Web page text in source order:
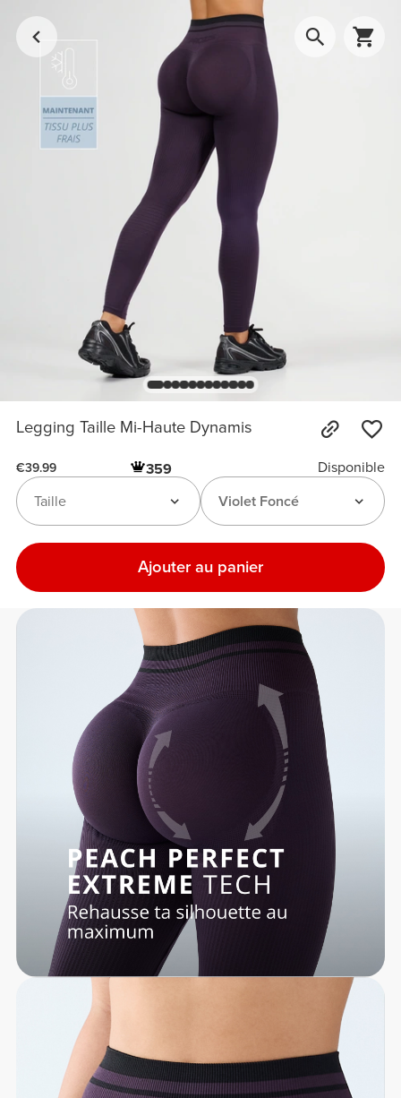
Legging Taille Mi-Haute Dynamis
€39.99 359
Disponible
Violet Foncé
Taille
Ajouter au panier